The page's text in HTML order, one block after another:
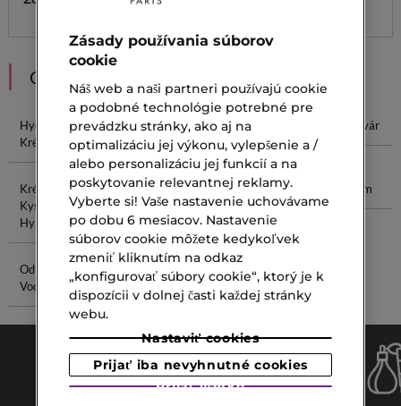
ODPORÚČANIA
Hydratačný
Krém
Krém Na
Ruky
Hydratačný
Krém Na Tvár
Krém Na Tvár
Krém S
Kyselinou
Hyalurónovou
Najlepší
Hydratačný
Krém Na Tvár
Značkové
Parfémy
Sorbet Krém
Odličovacia
Voda
Náhradná
Náplň Na Rúž
Zásady používania súborov
cookie
Náš web a naši partneri používajú cookie
a podobné technológie potrebné pre
prevádzku stránky, ako aj na
optimalizáciu jej výkonu, vylepšenie a /
alebo personalizáciu jej funkcií a na
poskytovanie relevantnej reklamy.
Vyberte si! Vaše nastavenie uchovávame
po dobu 6 mesiacov. Nastavenie
súborov cookie môžete kedykoľvek
zmeniť kliknutím na odkaz
„konfigurovať súbory cookie“, ktorý je k
dispozícii v dolnej časti každej stránky
webu.
Nastaviť cookies
Prijať iba nevyhnutné cookies
Prijať všetko